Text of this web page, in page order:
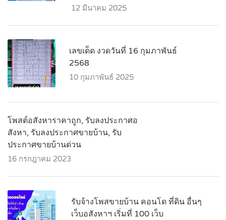
12 มีนาคม 2025
เลขเด็ด งวดวันที่ 16 กุมภาพันธ์
2568
10 กุมภาพันธ์ 2025
โพสต์อสังหาราคาถูก, รับลงประกาศอ
สังหา, รับลงประกาศขายบ้าน, รับ
ประกาศขายบ้านด่วน
16 กรกฎาคม 2023
รับจ้างโพสขายบ้าน คอนโด ที่ดิน อื่นๆ
เว็บอสังหาฯ เริ่มที่ 100 เว็บ